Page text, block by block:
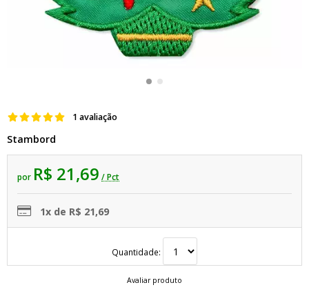
1 avaliação
Stambord
por R$ 21,69 / Pct
1x de R$ 21,69
Quantidade:
Avaliar produto